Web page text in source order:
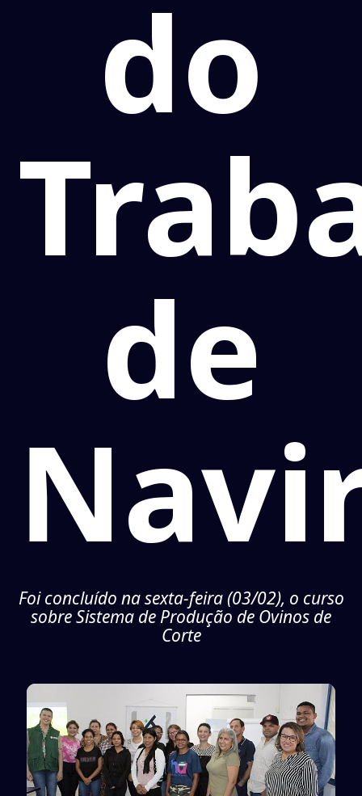
do
de
Foi concluído na sexta-feira (03/02), o curso
sobre Sistema de Produção de Ovinos de
Corte